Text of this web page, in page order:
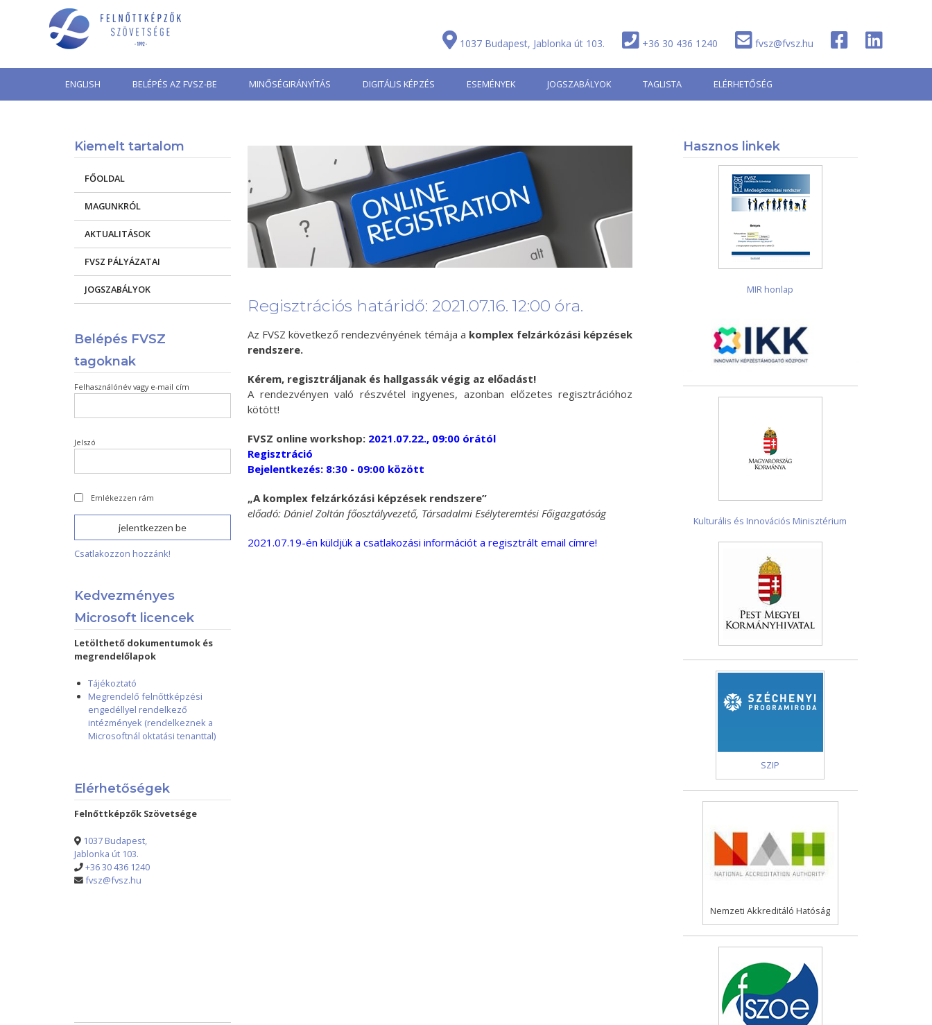
1037 Budapest, Jablonka út 103. +36 30 436 1240 fvsz@fvsz.hu
ENGLISH BELÉPÉS AZ FVSZ-BE MINŐSÉGIRÁNYÍTÁS DIGITÁLIS KÉPZÉS ESEMÉNYEK JOGSZABÁLYOK TAGLISTA ELÉRHETŐSÉG
Regisztrációs határidő: 2021.07.16. 12:00 óra.
Az FVSZ következő rendezvényének témája a komplex felzárkózási képzések
rendszere.
Kérem, regisztráljanak és hallgassák végig az előadást!
A rendezvényen való részvétel ingyenes, azonban előzetes regisztrációhoz
kötött!
FVSZ online workshop: 2021.07.22., 09:00 órától
Regisztráció
Bejelentkezés: 8:30 - 09:00 között
„A komplex felzárkózási képzések rendszere”
előadó: Dániel Zoltán főosztályvezető, Társadalmi Esélyteremtési Főigazgatóság
2021.07.19-én küldjük a csatlakozási információt a regisztrált email címre!
Kiemelt tartalom
FŐOLDAL
MAGUNKRÓL
AKTUALITÁSOK
FVSZ PÁLYÁZATAI
JOGSZABÁLYOK
Belépés FVSZ
tagoknak
Felhasználónév vagy e-mail cím
Jelszó
Emlékezzen rám
Csatlakozzon hozzánk!
Kedvezményes
Microsoft licencek
Letölthető dokumentumok és
megrendelőlapok
Tájékoztató
Megrendelő felnőttképzési
engedéllyel rendelkező
intézmények (rendelkeznek a
Microsoftnál oktatási tenanttal)
Elérhetőségek
Felnőttképzők Szövetsége
1037 Budapest,
Jablonka út 103.
+36 30 436 1240
fvsz@fvsz.hu
Hasznos linkek
MIR honlap
Kulturális és Innovációs Minisztérium
SZIP
Nemzeti Akkreditáló Hatóság